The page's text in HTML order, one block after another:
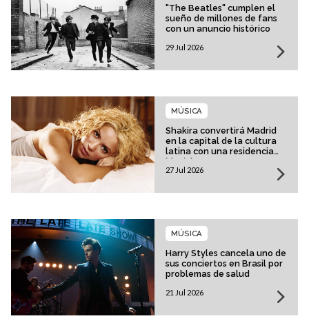
"The Beatles" cumplen el
sueño de millones de fans
con un anuncio histórico
29 Jul 2026
Shakira convertirá Madrid
en la capital de la cultura
latina con una residencia
histórica
MÚSICA
27 Jul 2026
Harry Styles cancela uno de
sus conciertos en Brasil por
problemas de salud
MÚSICA
21 Jul 2026